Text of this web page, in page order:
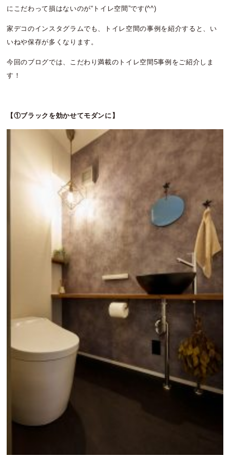
にこだわって損はないのが“トイレ空間”です(^^)
家デコのインスタグラムでも、トイレ空間の事例を紹介すると、い
いねや保存が多くなります。
今回のブログでは、こだわり満載のトイレ空間5事例をご紹介しま
す！
【①ブラックを効かせてモダンに】